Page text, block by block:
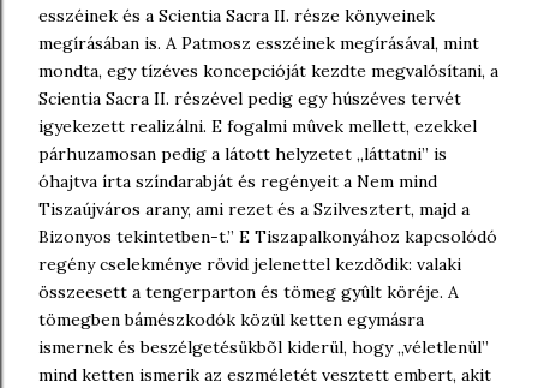
esszéinek és a Scientia Sacra II. része könyveinek
megírásában is. A Patmosz esszéinek megírásával, mint
mondta, egy tízéves koncepcióját kezdte megvalósítani, a
Scientia Sacra II. részével pedig egy húszéves tervét
igyekezett realizálni. E fogalmi mûvek mellett, ezekkel
párhuzamosan pedig a látott helyzetet ,,láttatni” is
óhajtva írta színdarabját és regényeit a Nem mind
Tiszaújváros arany, ami rezet és a Szilvesztert, majd a
Bizonyos tekintetben-t.” E Tiszapalkonyához kapcsolódó
regény cselekménye rövid jelenettel kezdõdik: valaki
összeesett a tengerparton és tömeg gyûlt köréje. A
tömegben bámészkodók közül ketten egymásra
ismernek és beszélgetésükbõl kiderül, hogy ,,véletlenül”
mind ketten ismerik az eszméletét vesztett embert, akit